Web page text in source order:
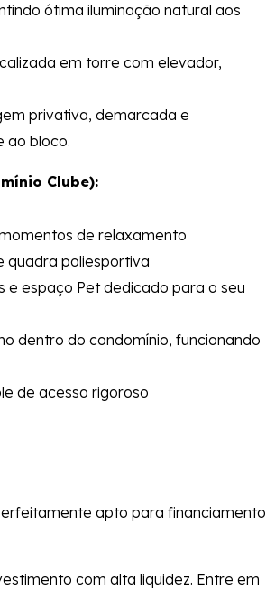
ótima iluminação natural aos
em torre com elevador,
privativa, demarcada e
ao bloco.
Clube):
de relaxamento
quadra poliesportiva
e espaço Pet dedicado para o seu
dentro do condomínio, funcionando
de acesso rigoroso
apto para financiamento
com alta liquidez. Entre em